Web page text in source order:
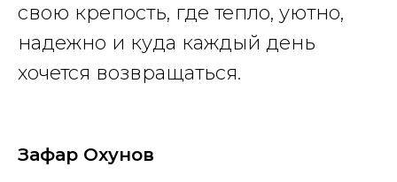
свою крепость, где тепло, уютно,
надежно и куда каждый день
хочется возвращаться.
Зафар Охунов